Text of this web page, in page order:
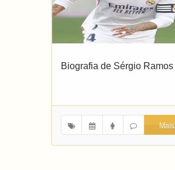
Biografia de Sérgio Ramos
Mais